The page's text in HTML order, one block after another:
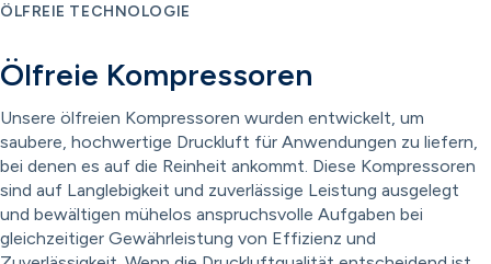
ÖLFREIE TECHNOLOGIE
Ölfreie Kompressoren
Unsere ölfreien Kompressoren wurden entwickelt, um
saubere, hochwertige Druckluft für Anwendungen zu liefern,
bei denen es auf die Reinheit ankommt. Diese Kompressoren
sind auf Langlebigkeit und zuverlässige Leistung ausgelegt
und bewältigen mühelos anspruchsvolle Aufgaben bei
gleichzeitiger Gewährleistung von Effizienz und